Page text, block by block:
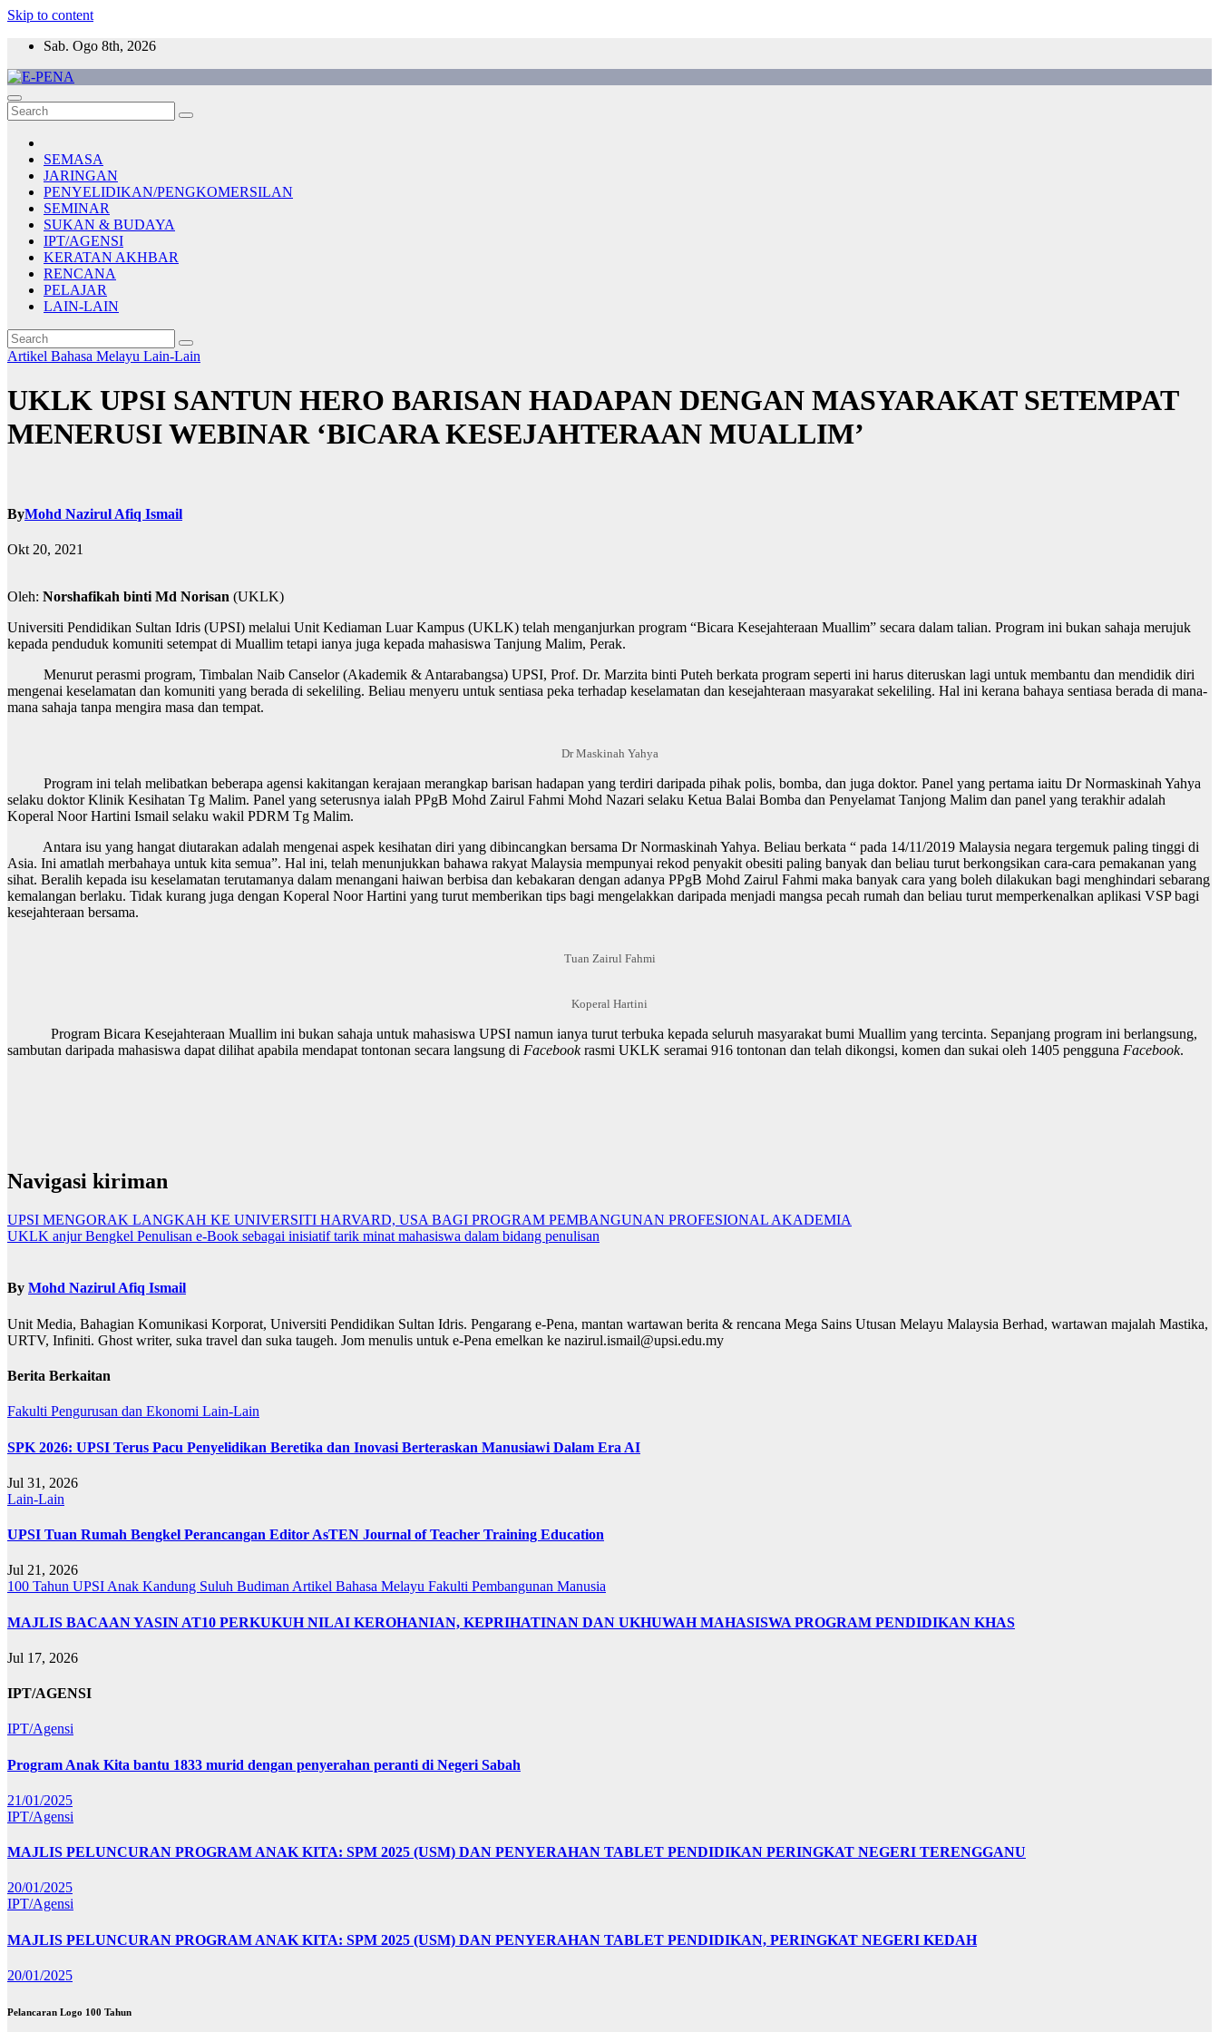
Skip to content
Sab. Ogo 8th, 2026
E-PENA
Berita Digital Terkini
SEMASA
JARINGAN
PENYELIDIKAN/PENGKOMERSILAN
SEMINAR
SUKAN & BUDAYA
IPT/AGENSI
KERATAN AKHBAR
RENCANA
PELAJAR
LAIN-LAIN
Artikel Bahasa Melayu Lain-Lain
UKLK UPSI SANTUN HERO BARISAN HADAPAN DENGAN MASYARAKAT SETEMPAT
MENERUSI WEBINAR ‘BICARA KESEJAHTERAAN MUALLIM’
ByMohd Nazirul Afiq Ismail
Okt 20, 2021
Oleh: Norshafikah binti Md Norisan (UKLK)
Universiti Pendidikan Sultan Idris (UPSI) melalui Unit Kediaman Luar Kampus (UKLK) telah menganjurkan program “Bicara Kesejahteraan Muallim” secara dalam talian. Program ini bukan sahaja merujuk
kepada penduduk komuniti setempat di Muallim tetapi ianya juga kepada mahasiswa Tanjung Malim, Perak.
Menurut perasmi program, Timbalan Naib Canselor (Akademik & Antarabangsa) UPSI, Prof. Dr. Marzita binti Puteh berkata program seperti ini harus diteruskan lagi untuk membantu dan mendidik diri
mengenai keselamatan dan komuniti yang berada di sekeliling. Beliau menyeru untuk sentiasa peka terhadap keselamatan dan kesejahteraan masyarakat sekeliling. Hal ini kerana bahaya sentiasa berada di mana-
mana sahaja tanpa mengira masa dan tempat.
Dr Maskinah Yahya
Program ini telah melibatkan beberapa agensi kakitangan kerajaan merangkap barisan hadapan yang terdiri daripada pihak polis, bomba, dan juga doktor. Panel yang pertama iaitu Dr Normaskinah Yahya
selaku doktor Klinik Kesihatan Tg Malim. Panel yang seterusnya ialah PPgB Mohd Zairul Fahmi Mohd Nazari selaku Ketua Balai Bomba dan Penyelamat Tanjong Malim dan panel yang terakhir adalah
Koperal Noor Hartini Ismail selaku wakil PDRM Tg Malim.
Antara isu yang hangat diutarakan adalah mengenai aspek kesihatan diri yang dibincangkan bersama Dr Normaskinah Yahya. Beliau berkata “ pada 14/11/2019 Malaysia negara tergemuk paling tinggi di
Asia. Ini amatlah merbahaya untuk kita semua”. Hal ini, telah menunjukkan bahawa rakyat Malaysia mempunyai rekod penyakit obesiti paling banyak dan beliau turut berkongsikan cara-cara pemakanan yang
sihat. Beralih kepada isu keselamatan terutamanya dalam menangani haiwan berbisa dan kebakaran dengan adanya PPgB Mohd Zairul Fahmi maka banyak cara yang boleh dilakukan bagi menghindari sebarang
kemalangan berlaku. Tidak kurang juga dengan Koperal Noor Hartini yang turut memberikan tips bagi mengelakkan daripada menjadi mangsa pecah rumah dan beliau turut memperkenalkan aplikasi VSP bagi
kesejahteraan bersama.
Tuan Zairul Fahmi
Koperal Hartini
Program Bicara Kesejahteraan Muallim ini bukan sahaja untuk mahasiswa UPSI namun ianya turut terbuka kepada seluruh masyarakat bumi Muallim yang tercinta. Sepanjang program ini berlangsung,
sambutan daripada mahasiswa dapat dilihat apabila mendapat tontonan secara langsung di Facebookrasmi UKLK seramai 916 tontonan dan telah dikongsi, komen dan sukai oleh 1405 pengguna Facebook.
Navigasi kiriman
UPSI MENGORAK LANGKAH KE UNIVERSITI HARVARD, USA BAGI PROGRAM PEMBANGUNAN PROFESIONAL AKADEMIA
UKLK anjur Bengkel Penulisan e-Book sebagai inisiatif tarik minat mahasiswa dalam bidang penulisan
By Mohd Nazirul Afiq Ismail
Unit Media, Bahagian Komunikasi Korporat, Universiti Pendidikan Sultan Idris. Pengarang e-Pena, mantan wartawan berita & rencana Mega Sains Utusan Melayu Malaysia Berhad, wartawan majalah Mastika,
URTV, Infiniti. Ghost writer, suka travel dan suka taugeh. Jom menulis untuk e-Pena emelkan ke nazirul.ismail@upsi.edu.my
Berita Berkaitan
Fakulti Pengurusan dan Ekonomi Lain-Lain
SPK 2026: UPSI Terus Pacu Penyelidikan Beretika dan Inovasi Berteraskan Manusiawi Dalam Era AI
Jul 31, 2026
Lain-Lain
UPSI Tuan Rumah Bengkel Perancangan Editor AsTEN Journal of Teacher Training Education
Jul 21, 2026
100 Tahun UPSI Anak Kandung Suluh Budiman Artikel Bahasa Melayu Fakulti Pembangunan Manusia
MAJLIS BACAAN YASIN AT10 PERKUKUH NILAI KEROHANIAN, KEPRIHATINAN DAN UKHUWAH MAHASISWA PROGRAM PENDIDIKAN KHAS
Jul 17, 2026
IPT/AGENSI
IPT/Agensi
Program Anak Kita bantu 1833 murid dengan penyerahan peranti di Negeri Sabah
21/01/2025
IPT/Agensi
MAJLIS PELUNCURAN PROGRAM ANAK KITA: SPM 2025 (USM) DAN PENYERAHAN TABLET PENDIDIKAN PERINGKAT NEGERI TERENGGANU
20/01/2025
IPT/Agensi
MAJLIS PELUNCURAN PROGRAM ANAK KITA: SPM 2025 (USM) DAN PENYERAHAN TABLET PENDIDIKAN, PERINGKAT NEGERI KEDAH
20/01/2025
Pelancaran Logo 100 Tahun